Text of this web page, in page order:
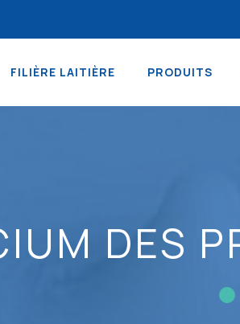
FILIÈRE LAITIÈRE PRODUITS
DES